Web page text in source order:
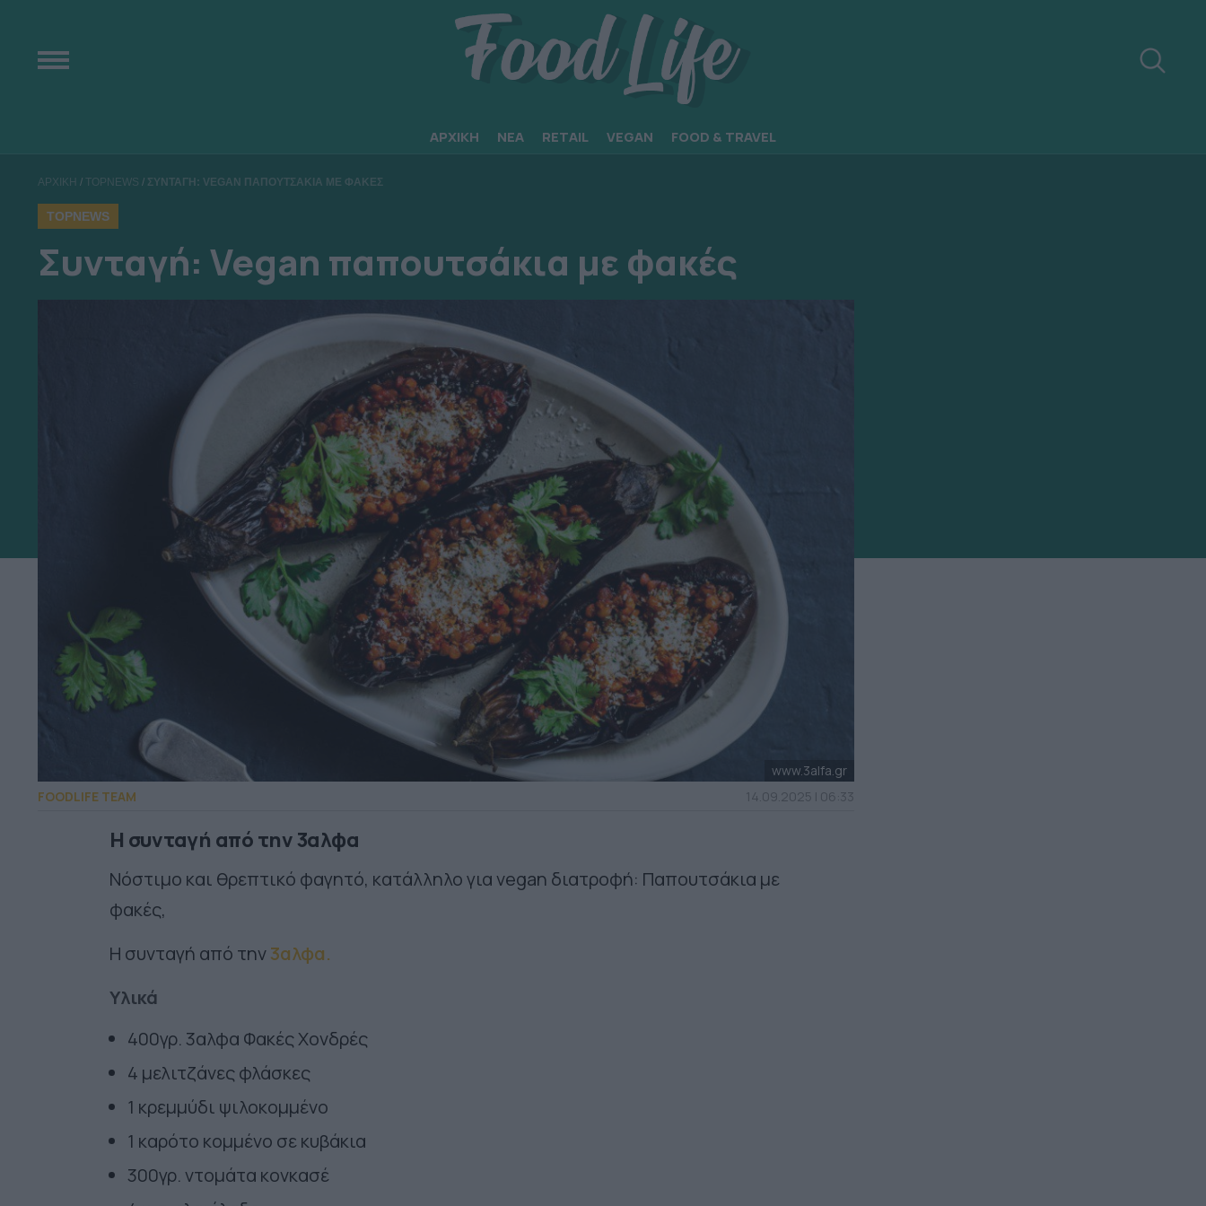
ΑΡΧΙΚΗ ΝΕΑ RETAIL VEGAN FOOD & TRAVEL
ΑΡΧΙΚΗ / TOPNEWS / ΣΥΝΤΑΓΗ: VEGAN ΠΑΠΟΥΤΣΑΚΙΑ ΜΕ ΦΑΚΕΣ
TOPNEWS
Συνταγή: Vegan παπουτσάκια με φακές
www.3alfa.gr
FOODLIFE TEAM
14.09.2025 | 06:33
Η συνταγή από την 3αλφα
Νόστιμο και θρεπτικό φαγητό, κατάλληλο για vegan διατροφή: Παπουτσάκια με
φακές,
Η συνταγή από την3αλφα.
Υλικά
400γρ. 3αλφα Φακές Χονδρές
4 μελιτζάνες φλάσκες
1 κρεμμύδι ψιλοκομμένο
1 καρότο κομμένο σε κυβάκια
300γρ. ντομάτα κονκασέ